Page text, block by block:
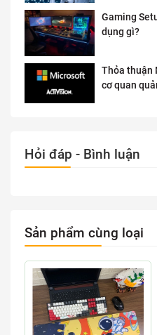
Gaming
dụng gì?
Thỏa thuận
cơ quan
Hỏi đáp - Bình luận
Sản phẩm cùng loại